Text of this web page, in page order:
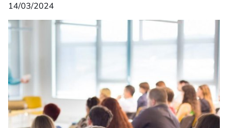
14/03/2024